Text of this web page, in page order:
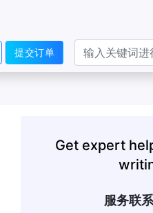
提交订单
Get expert
服务联